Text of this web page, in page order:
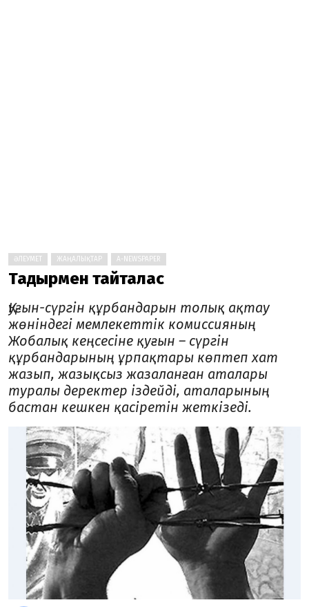
ӘЛЕУМЕТ ЖАҢАЛЫҚТАР A-NEWSPAPER
Тағдырмен тайталас
Қуғын-сүргін құрбандарын толық ақтау
жөніндегі мемлекеттік комиссияның
Жобалық кеңсесіне қуғын – сүргін
құрбандарының ұрпақтары көптеп хат
жазып, жазықсыз жазаланған аталары
туралы деректер іздейді, аталарының
бастан кешкен қасіретін жеткізеді.